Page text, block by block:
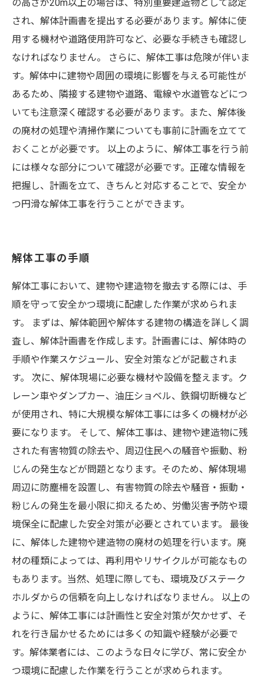
の高さが20m以上の場合は、特別重要建造物として認定
され、解体計画書を提出する必要があります。解体に使
用する機材や道路使用許可など、必要な手続きも確認し
なければなりません。 さらに、解体工事は危険が伴いま
す。解体中に建物や周囲の環境に影響を与える可能性が
あるため、隣接する建物や道路、電線や水道管などにつ
いても注意深く確認する必要があります。また、解体後
の廃材の処理や清掃作業についても事前に計画を立てて
おくことが必要です。 以上のように、解体工事を行う前
には様々な部分について確認が必要です。正確な情報を
把握し、計画を立て、きちんと対応することで、安全か
つ円滑な解体工事を行うことができます。
解体工事の手順
解体工事において、建物や建造物を撤去する際には、手
順を守って安全かつ環境に配慮した作業が求められま
す。 まずは、解体範囲や解体する建物の構造を詳しく調
査し、解体計画書を作成します。計画書には、解体時の
手順や作業スケジュール、安全対策などが記載されま
す。 次に、解体現場に必要な機材や設備を整えます。ク
レーン車やダンプカー、油圧ショベル、鉄鋼切断機など
が使用され、特に大規模な解体工事には多くの機材が必
要になります。 そして、解体工事は、建物や建造物に残
された有害物質の除去や、周辺住民への騒音や振動、粉
じんの発生などが問題となります。そのため、解体現場
周辺に防塵柵を設置し、有害物質の除去や騒音・振動・
粉じんの発生を最小限に抑えるため、労働災害予防や環
境保全に配慮した安全対策が必要とされています。 最後
に、解体した建物や建造物の廃材の処理を行います。廃
材の種類によっては、再利用やリサイクルが可能なもの
もあります。当然、処理に際しても、環境及びステーク
ホルダからの信頼を向上しなければなりません。 以上の
ように、解体工事には計画性と安全対策が欠かせず、そ
れを行き届かせるためには多くの知識や経験が必要で
す。解体業者には、このような日々に学び、常に安全か
つ環境に配慮した作業を行うことが求められます。